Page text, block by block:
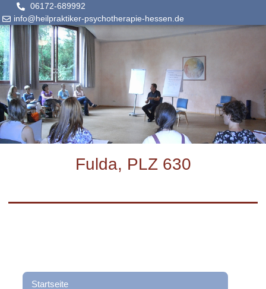
06172-689992
info@heilpraktiker-psychotherapie-hessen.de
Fulda, PLZ 630
Startseite